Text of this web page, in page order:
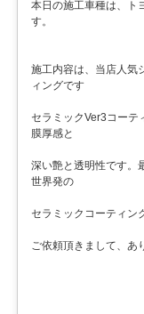
本日の施工車種は、
す。
施工内容は、当店人気
ィングです
セラミックVer3コーテ
膜厚感と
深い艶と透明性です。
世界発の
セラミックコーティン
ご依頼頂きまして、あ